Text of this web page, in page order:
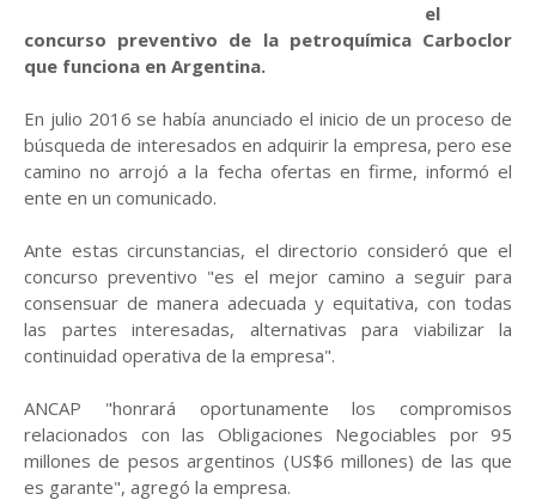
el
concurso preventivo de la petroquímica Carboclor
que funciona en Argentina.
En julio 2016 se había anunciado el inicio de un proceso de
búsqueda de interesados en adquirir la empresa, pero ese
camino no arrojó a la fecha ofertas en firme, informó el
ente en un comunicado.
Ante estas circunstancias, el directorio consideró que el
concurso preventivo "es el mejor camino a seguir para
consensuar de manera adecuada y equitativa, con todas
las partes interesadas, alternativas para viabilizar la
continuidad operativa de la empresa".
ANCAP "honrará oportunamente los compromisos
relacionados con las Obligaciones Negociables por 95
millones de pesos argentinos (US$6 millones) de las que
es garante", agregó la empresa.